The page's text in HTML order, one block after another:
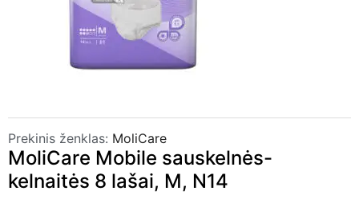
Prekinis ženklas: MoliCare
MoliCare Mobile sauskelnės-
kelnaitės 8 lašai, M, N14